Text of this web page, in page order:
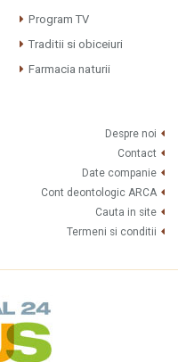
Program TV
Traditii si obiceiuri
Farmacia naturii
Despre noi
Contact
Date companie
Cont deontologic ARCA
Cauta in site
Termeni si conditii